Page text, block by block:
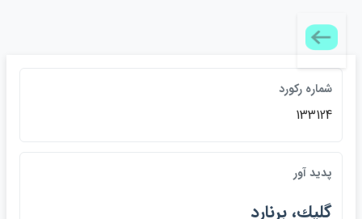
شماره ركورد
133124
پديد آور
گليك، برنارد